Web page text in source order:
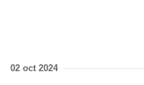
02 oct 2024